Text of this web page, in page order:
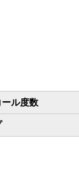
ール度数